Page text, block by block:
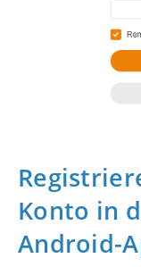
Konto in
Android-